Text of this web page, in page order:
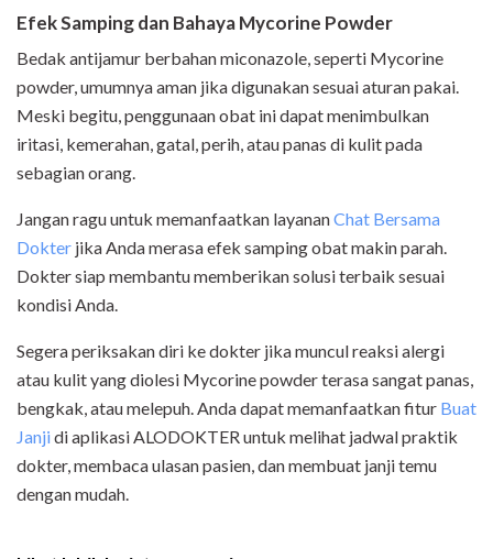
Efek Samping dan Bahaya Mycorine Powder
Bedak antijamur berbahan miconazole, seperti Mycorine
powder, umumnya aman jika digunakan sesuai aturan pakai.
Meski begitu, penggunaan obat ini dapat menimbulkan
iritasi, kemerahan, gatal, perih, atau panas di kulit pada
sebagian orang.
Jangan ragu untuk memanfaatkan layananChat Bersama
Dokter jika Anda merasa efek samping obat makin parah.
Dokter siap membantu memberikan solusi terbaik sesuai
kondisi Anda.
Segera periksakan diri ke dokter jika muncul reaksi alergi
atau kulit yang diolesi Mycorine powder terasa sangat panas,
bengkak, atau melepuh. Anda dapat memanfaatkan fitur Buat
Janjidiaplikasi ALODOKTER untuk melihat jadwal praktik
dokter, membaca ulasan pasien, dan membuat janji temu
dengan mudah.